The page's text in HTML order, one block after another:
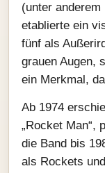
(unter
etablierte ein
fünf als
grauen Augen,
ein Merkmal,
Ab 1974
„Rocket Man“,
die Band bis
als Rockets